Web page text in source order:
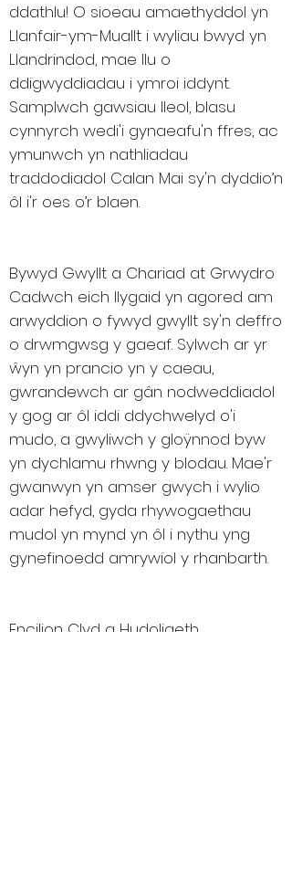
ddathlu! O sioeau amaethyddol yn
Llanfair-ym-Muallt i wyliau bwyd yn
Llandrindod, mae llu o
ddigwyddiadau i ymroi iddynt.
Samplwch gawsiau lleol, blasu
cynnyrch wedi'i gynaeafu'n ffres, ac
ymunwch yn nathliadau
traddodiadol Calan Mai sy'n dyddio’n
ôl i'r oes o’r blaen.
Bywyd Gwyllt a Chariad at Grwydro
Cadwch eich llygaid yn agored am
arwyddion o fywyd gwyllt sy'n deffro
o drwmgwsg y gaeaf. Sylwch ar yr
ŵyn yn prancio yn y caeau,
gwrandewch ar gân nodweddiadol
y gog ar ôl iddi ddychwelyd o'i
mudo, a gwyliwch y gloÿnnod byw
yn dychlamu rhwng y blodau. Mae'r
gwanwyn yn amser gwych i wylio
adar hefyd, gyda rhywogaethau
mudol yn mynd yn ôl i nythu yng
gynefinoedd amrywiol y rhanbarth.
Encilion Clyd a Hudoliaeth